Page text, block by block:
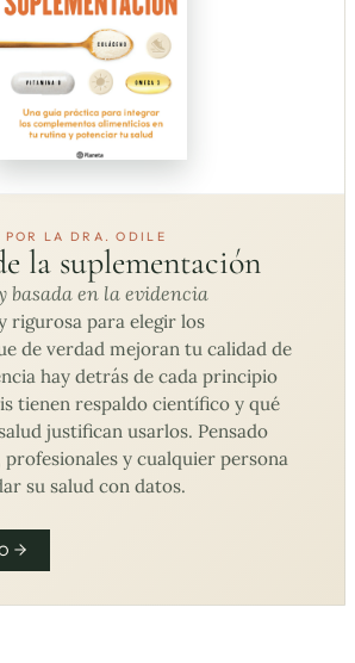
POR LA DRA. ODILE
la suplementación
basada en la evidencia
rigurosa para elegir los
de verdad mejoran tu calidad de
hay detrás de cada principio
tienen respaldo científico y qué
justifican usarlos. Pensado
profesionales y cualquier persona
su salud con datos.